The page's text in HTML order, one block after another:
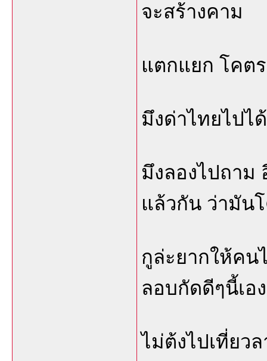
จะสร้างคาม
แตกแยก โคตร
มึงด่าไทยไปไ
มึงลองไปถาม
แล้วกัน ว่ามัน
กูล่ะยากให้คน
ลอบกัดดีๆนี้เอง
ไม่ต้งไปเที่ยว